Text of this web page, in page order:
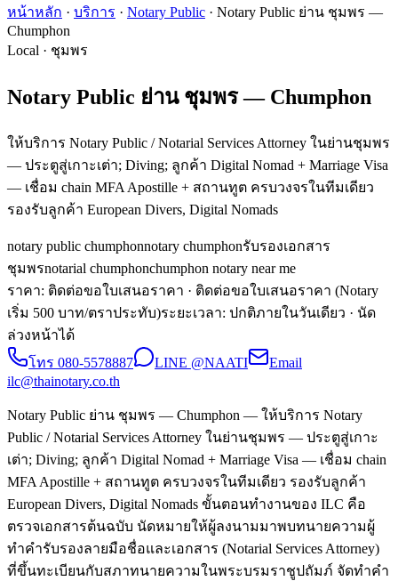
หน้าหลัก · บริการ · Notary Public · Notary Public ย่าน ชุมพร —
Chumphon
Local · ชุมพร
Notary Public ย่าน ชุมพร — Chumphon
ให้บริการ Notary Public / Notarial Services Attorney ในย่านชุมพร
— ประตูสู่เกาะเต่า; Diving; ลูกค้า Digital Nomad + Marriage Visa
— เชื่อม chain MFA Apostille + สถานทูต ครบวงจรในทีมเดียว
รองรับลูกค้า European Divers, Digital Nomads
notary public chumphonnotary chumphonรับรองเอกสาร
ชุมพรnotarial chumphonchumphon notary near me
ราคา: ติดต่อขอใบเสนอราคา · ติดต่อขอใบเสนอราคา (Notary
เริ่ม 500 บาท/ตราประทับ)ระยะเวลา: ปกติภายในวันเดียว · นัด
ล่วงหน้าได้
โทร 080-5578887 LINE @NAATI
Email
ilc@thainotary.co.th
Notary Public ย่าน ชุมพร — Chumphon — ให้บริการ Notary
Public / Notarial Services Attorney ในย่านชุมพร — ประตูสู่เกาะ
เต่า; Diving; ลูกค้า Digital Nomad + Marriage Visa — เชื่อม chain
MFA Apostille + สถานทูต ครบวงจรในทีมเดียว รองรับลูกค้า
European Divers, Digital Nomads ขั้นตอนทำงานของ ILC คือ
ตรวจเอกสารต้นฉบับ นัดหมายให้ผู้ลงนามมาพบทนายความผู้
ทำคำรับรองลายมือชื่อและเอกสาร (Notarial Services Attorney)
ที่ขึ้นทะเบียนกับสภาทนายความในพระบรมราชูปถัมภ์ จัดทำคำ